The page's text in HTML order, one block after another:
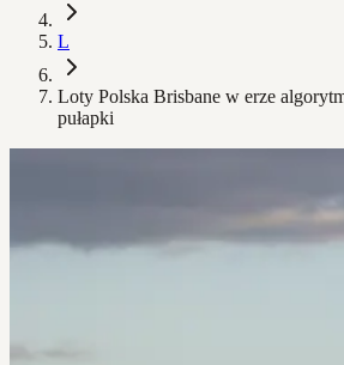
L
Loty Polska Brisbane w erze
pułapki